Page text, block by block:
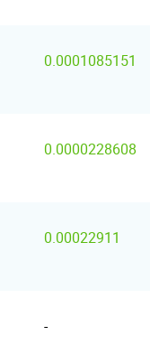
0.0001085151
0.0000228608
0.00022911
-